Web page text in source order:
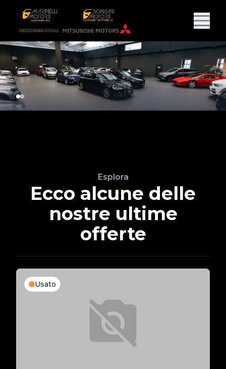
Esplora
Ecco alcune delle
nostre ultime
offerte
Usato